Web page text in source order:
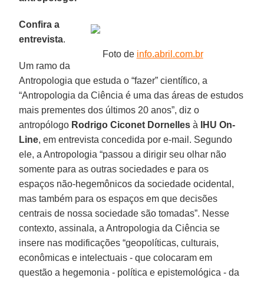
Foto de info.abril.com.br
Confira a
entrevista.
Um ramo da
Antropologia que estuda o “fazer” científico, a
“Antropologia da Ciência é uma das áreas de estudos
mais prementes dos últimos 20 anos”, diz o
antropólogo Rodrigo Ciconet Dornelles à
IHU On-
Line, em entrevista concedida por e-mail. Segundo
ele, a Antropologia “passou a dirigir seu olhar não
somente para as outras sociedades e para os
espaços não-hegemônicos da sociedade ocidental,
mas também para os espaços em que decisões
centrais de nossa sociedade são tomadas”. Nesse
contexto, assinala, a Antropologia da Ciência se
insere nas modificações “geopolíticas, culturais,
econômicas e intelectuais - que colocaram em
questão a hegemonia - política e epistemológica - da